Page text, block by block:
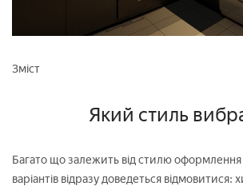
Зміст
Який стиль
Багато що залежить від стилю оформлення
варіантів відразу доведеться